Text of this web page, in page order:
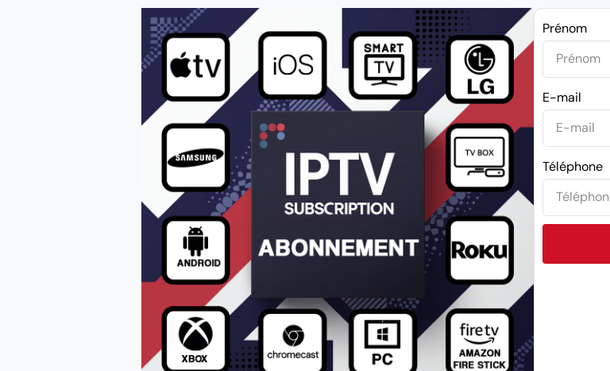
Prénom
E-mail
Téléphone